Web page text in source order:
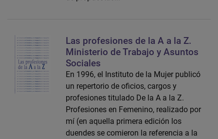
Las profesiones de la A a la Z.
Ministerio de Trabajo y Asuntos
Sociales
En 1996, el Instituto de la Mujer publicó
un repertorio de oficios, cargos y
profesiones titulado De la A a la Z.
Profesiones en Femenino, realizado por
mí (en aquella primera edición los
duendes se comieron la referencia a la